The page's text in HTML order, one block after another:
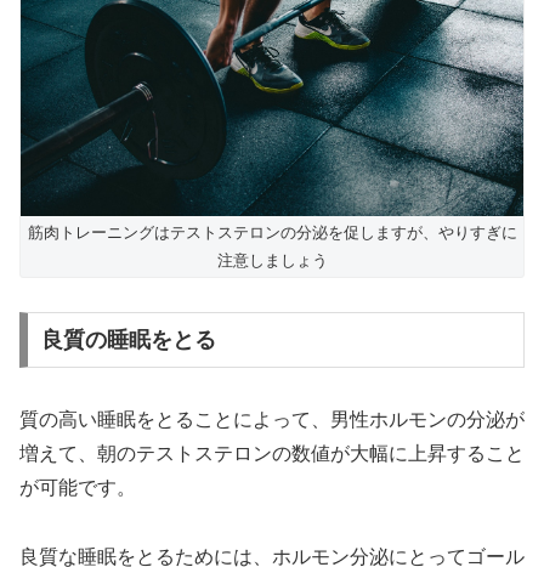
筋肉トレーニングはテストステロンの分泌を促しますが、やりすぎに
注意しましょう
良質の睡眠をとる
質の高い睡眠をとることによって、男性ホルモンの分泌が
増えて、朝のテストステロンの数値が大幅に上昇すること
が可能です。
良質な睡眠をとるためには、ホルモン分泌にとってゴール